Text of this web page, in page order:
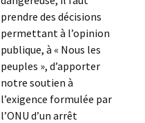
prendre des décisions
permettant à l’opinion
publique, à « Nous les
peuples », d’apporter
notre soutien à
l’exigence formulée par
l’ONU d’un arrêt